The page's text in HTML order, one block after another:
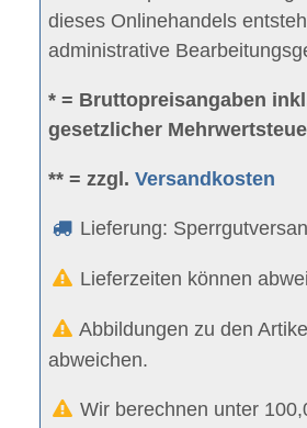
dieses Onlinehandels
administrative
* = Bruttopreisangaben
gesetzlicher
** = zzgl.Versandkosten
Lieferung:
Lieferzeiten können
Abbildungen zu den
abweichen.
Wir berechnen unter